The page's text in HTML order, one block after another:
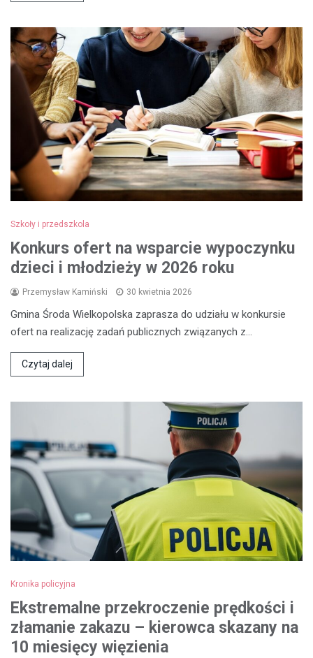
Szkoły i przedszkola
Konkurs ofert na wsparcie wypoczynku
dzieci i młodzieży w 2026 roku
Przemysław Kamiński 30 kwietnia 2026
Gmina Środa Wielkopolska zaprasza do udziału w konkursie
ofert na realizację zadań publicznych związanych z…
Czytaj dalej
Kronika policyjna
Ekstremalne przekroczenie prędkości i
złamanie zakazu – kierowca skazany na
10 miesięcy więzienia